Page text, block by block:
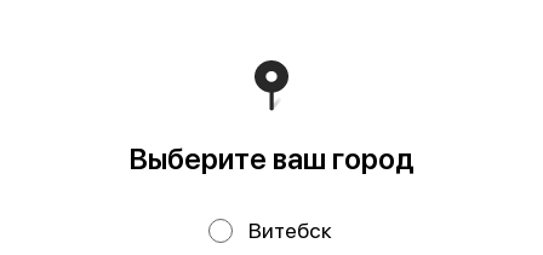
Торговом реестре Республики Беларусь 18.01.2021г.
Работает на эффективном ядре
Политика конфиденциальности
Выберите ваш город
Витебск